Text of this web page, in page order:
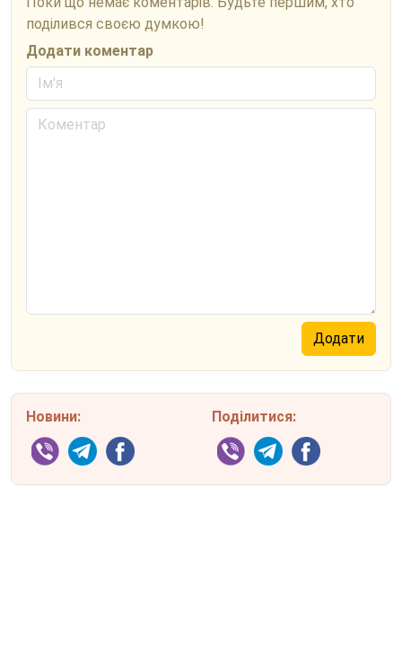
поділився своєю думкою!
Додати коментар
Новини: Поділитися: